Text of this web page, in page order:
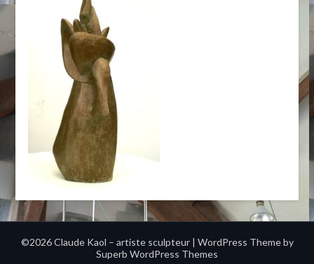
©2026 Claude Kaol – artiste sculpteur | WordPress Theme by
Superb WordPress Themes